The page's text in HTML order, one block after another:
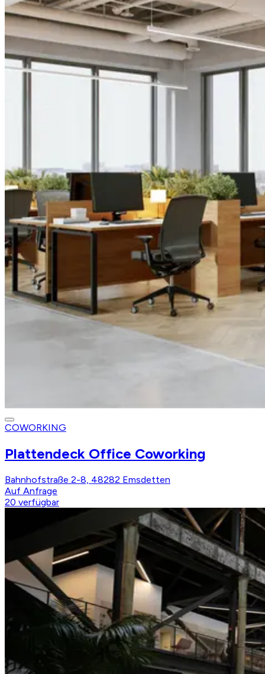
COWORKING
Plattendeck Office Coworking
Bahnhofstraße 2-8, 48282 Emsdetten
Auf Anfrage
20 verfügbar